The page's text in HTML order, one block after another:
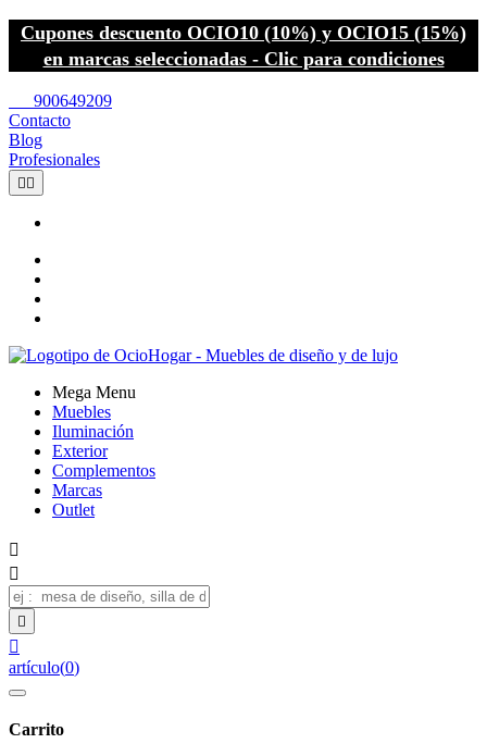
Cupones descuento OCIO10 (10%) y OCIO15 (15%)
en marcas seleccionadas - Clic para condiciones
900649209
Contacto
Blog
Profesionales
 
Mega Menu
Muebles
Iluminación
Exterior
Complementos
Marcas
Outlet




artículo(0)
Carrito